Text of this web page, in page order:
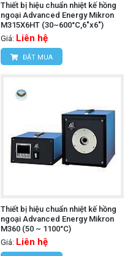
Thiết bị hiệu chuẩn nhiệt kế hồng
ngoại Advanced Energy Mikron
M315X6HT (30~600°C,6"x6")
Giá: Liên hệ
ĐẶT MUA
Thiết bị hiệu chuẩn nhiệt kế hồng
ngoại Advanced Energy Mikron
M360 (50 ~ 1100°C)
Giá: Liên hệ